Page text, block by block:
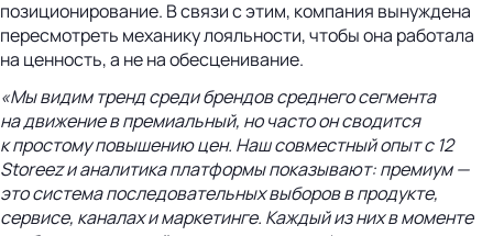
позиционирование. В связи с этим, компания вынуждена
пересмотреть механику лояльности, чтобы она работала
на ценность, а не на обесценивание.
«Мы видим тренд среди брендов среднего сегмента
на движение в премиальный, но часто он сводится
к простому повышению цен. Наш совместный опыт с 12
Storeez и аналитика платформы показывают: премиум —
это система последовательных выборов в продукте,
сервисе, каналах и маркетинге. Каждый из них в моменте